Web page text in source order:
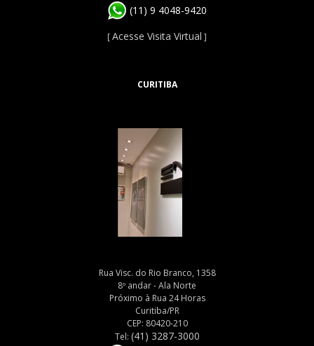
(11) 9 4048-9420
[Acesse Visita Virtual ]
CURITIBA
Rua Visc. do Rio Branco, 1358
8º andar - Ala Norte
Próximo à Rua 24 Horas
Curitiba/PR
CEP: 80420-210
Tel: (41) 3287-3000